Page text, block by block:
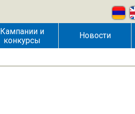
Кампании и
конкурсы
Новости